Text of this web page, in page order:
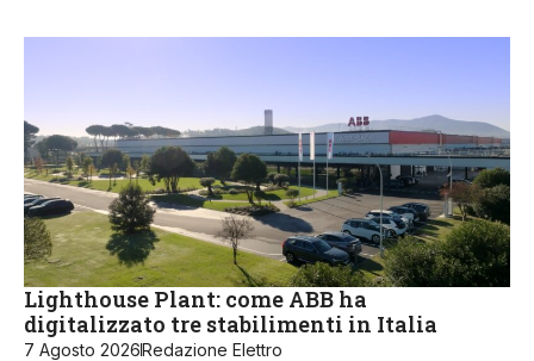
Lighthouse Plant: come ABB ha
digitalizzato tre stabilimenti in Italia
7 Agosto 2026Redazione Elettro